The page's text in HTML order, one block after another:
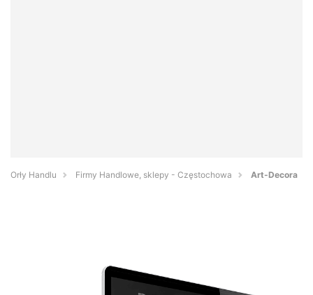
Orły Handlu Firmy Handlowe, sklepy - Częstochowa Art-Decora